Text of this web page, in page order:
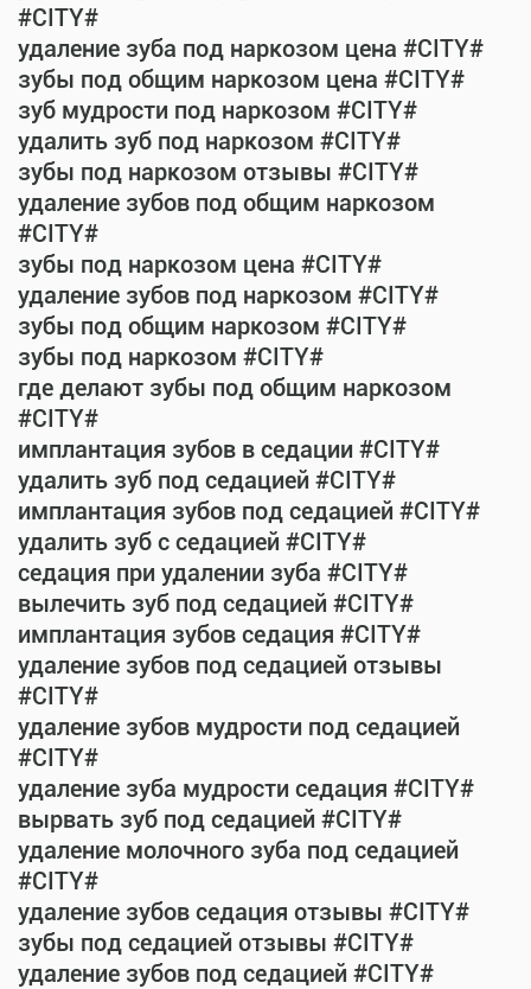
#CITY#
удаление зуба под наркозом цена #CITY#
зубы под общим наркозом цена #CITY#
зуб мудрости под наркозом #CITY#
удалить зуб под наркозом #CITY#
зубы под наркозом отзывы #CITY#
удаление зубов под общим наркозом
#CITY#
зубы под наркозом цена #CITY#
удаление зубов под наркозом #CITY#
зубы под общим наркозом #CITY#
зубы под наркозом #CITY#
где делают зубы под общим наркозом
#CITY#
имплантация зубов в седации #CITY#
удалить зуб под седацией #CITY#
имплантация зубов под седацией #CITY#
удалить зуб с седацией #CITY#
седация при удалении зуба #CITY#
вылечить зуб под седацией #CITY#
имплантация зубов седация #CITY#
удаление зубов под седацией отзывы
#CITY#
удаление зубов мудрости под седацией
#CITY#
удаление зуба мудрости седация #CITY#
вырвать зуб под седацией #CITY#
удаление молочного зуба под седацией
#CITY#
удаление зубов седация отзывы #CITY#
зубы под седацией отзывы #CITY#
удаление зубов под седацией #CITY#